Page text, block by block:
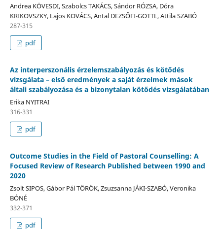
Andrea KÖVESDI, Szabolcs TAKÁCS, Sándor RÓZSA, Dóra
KRIKOVSZKY, Lajos KOVÁCS, Antal DEZSŐFI-GOTTL, Attila SZABÓ
287-315
pdf
Az interperszonális érzelemszabályozás és kötődés
vizsgálata – első eredmények a saját érzelmek mások
általi szabályozása és a bizonytalan kötődés vizsgálatában
Erika NYITRAI
316-331
pdf
Outcome Studies in the Field of Pastoral Counselling: A
Focused Review of Research Published between 1990 and
2020
Zsolt SIPOS, Gábor Pál TÖRÖK, Zsuzsanna JÁKI-SZABÓ, Veronika
BÓNÉ
332-371
pdf